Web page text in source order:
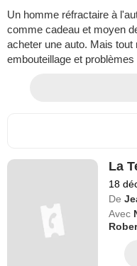
Un homme réfractaire à
comme cadeau et moyen
acheter une auto. Mais
embouteillage et
La
18
De
Avec